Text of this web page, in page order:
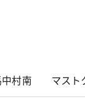
村南 マスト